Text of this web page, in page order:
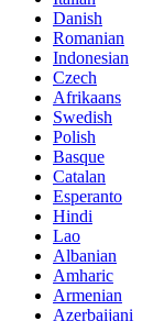
Danish
Romanian
Indonesian
Czech
Afrikaans
Swedish
Polish
Basque
Catalan
Esperanto
Hindi
Lao
Albanian
Amharic
Armenian
Azerbaijani